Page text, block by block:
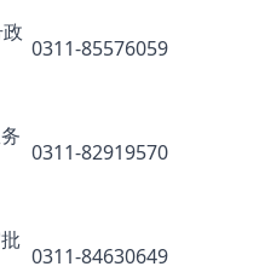
0311-85576059
0311-82919570
0311-84630649